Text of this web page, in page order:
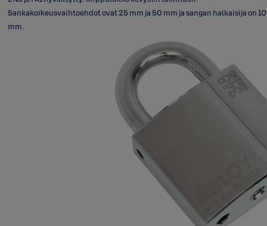
Sankakorkeusvaihtoehdot ovat 25 mm ja 50 mm ja sangan halkaisija on 10
mm.